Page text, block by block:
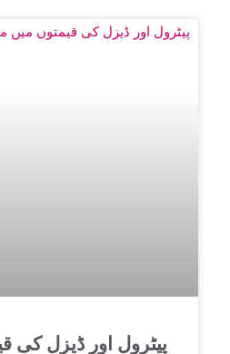
پیٹرول اور ڈیزل کی